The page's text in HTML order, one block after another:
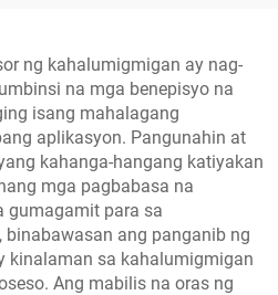
ng kahalumigmigan ay nag-
na mga benepisyo na
isang mahalagang
aplikasyon. Pangunahin at
kahanga-hangang katiyakan
mga pagbabasa na
gumagamit para sa
ang panganib ng
kinalaman sa kahalumigmigan
Ang mabilis na oras ng